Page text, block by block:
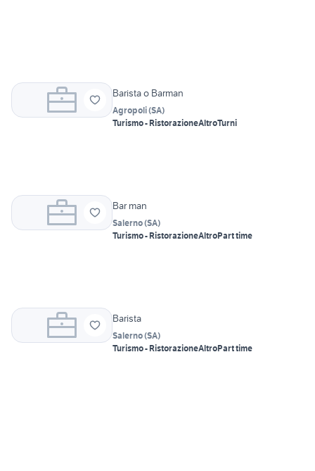
Barista o Barman
Agropoli(SA)
Turismo - RistorazioneAltroTurni
Bar man
Salerno(SA)
Turismo - RistorazioneAltroPart time
Barista
Salerno(SA)
Turismo - RistorazioneAltroPart time